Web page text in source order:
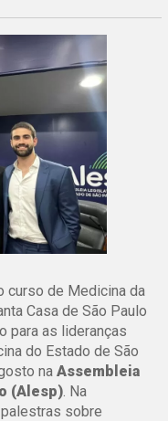
curso de Medicina da
Casa de São Paulo
para as lideranças
do Estado de São
naAssembleia
(Alesp). Na
sobre